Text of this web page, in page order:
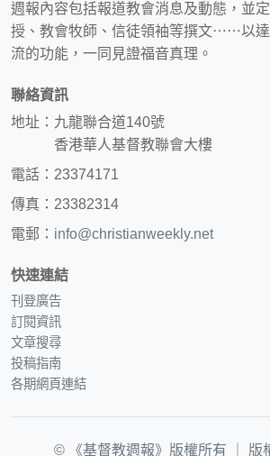
週報內容包括報道教會消息及動態，並
授、教會牧師、信徒領袖等撰文⋯⋯以
流的功能，一同見證福音真理。
聯絡資訊
地址：九龍聯合道140號
香港華人基督教聯會大樓
電話：23374171
傳真：23382314
電郵： info@christianweekly.net
快速連結
刊登廣告
訂閱資訊
文章搜尋
投稿指南
各期網頁連結
© 《基督教週報》版權所有 ｜ 版